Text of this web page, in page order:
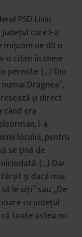
PSD Liviu
care l-a
ne dă o
o citim în cheie
permite. (…) Din
Dragnea”,
și direct
când era
l-a
locului, pentru
se țină de
(…) Dar
și dacă mai
le uiți” sau „De
cu județul
toate astea nu